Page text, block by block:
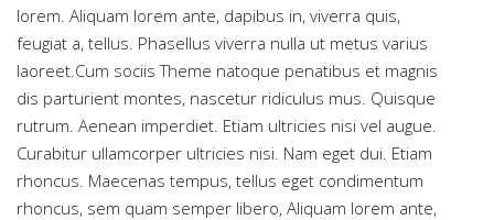
lorem. Aliquam lorem ante, dapibus in, viverra quis,
feugiat a, tellus. Phasellus viverra nulla ut metus varius
laoreet.Cum sociis Theme natoque penatibus et magnis
dis parturient montes, nascetur ridiculus mus. Quisque
rutrum. Aenean imperdiet. Etiam ultricies nisi vel augue.
Curabitur ullamcorper ultricies nisi. Nam eget dui. Etiam
rhoncus. Maecenas tempus, tellus eget condimentum
rhoncus, sem quam semper libero, Aliquam lorem ante,